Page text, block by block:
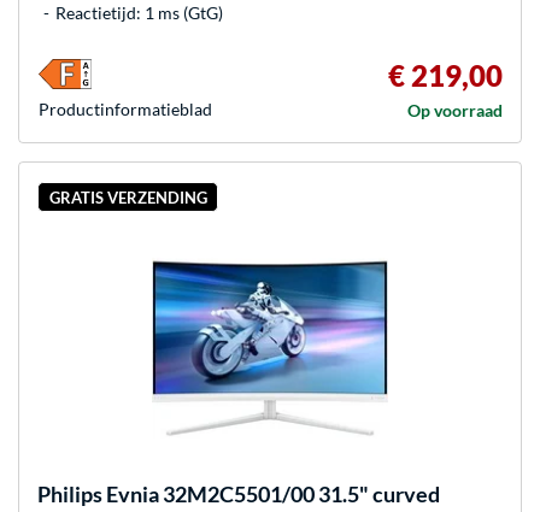
Reactietijd: 1 ms (GtG)
€ 219,00
Op voorraad
Product­informatieblad
GRATIS VERZENDING
PhilipsEvnia 32M2C5501/00 31.5" curved